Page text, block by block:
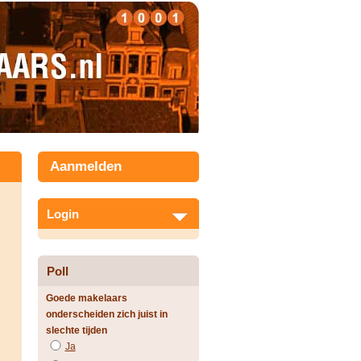
Aanmelden
Login
Poll
Goede makelaars
onderscheiden zich juist in
slechte tijden
Ja